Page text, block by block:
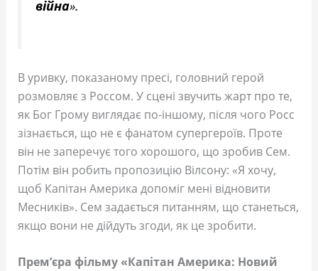
війна».
В уривку, показаному пресі, головний герой
розмовляє з Россом. У сцені звучить жарт про те,
як Бог Грому виглядає по-іншому, після чого Росс
зізнається, що не є фанатом супергероїв. Проте
він не заперечує того хорошого, що зробив Сем.
Потім він робить пропозицію Вілсону: «Я хочу,
щоб Капітан Америка допоміг мені відновити
Месників». Сем задається питанням, що станеться,
якщо вони не дійдуть згоди, як це зробити.
Прем’єра фільму «Капітан Америка: Новий